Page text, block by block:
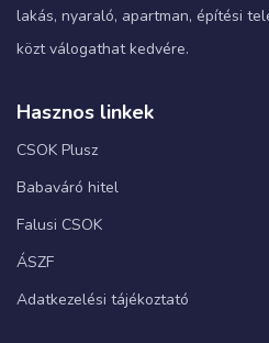
lakás, nyaraló, apartman, építési
közt válogathat kedvére.
Hasznos linkek
CSOK Plusz
Babaváró hitel
Falusi CSOK
ÁSZF
Adatkezelési tájékoztató